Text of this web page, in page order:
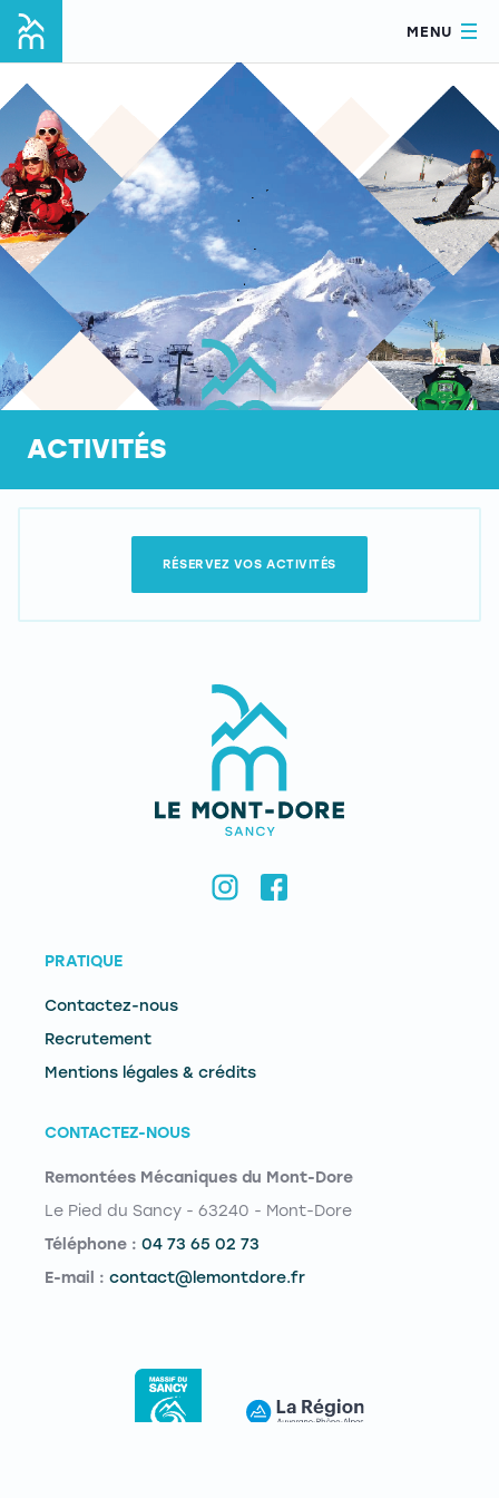
MENU
ACTIVITÉS
RÉSERVEZ VOS ACTIVITÉS
PRATIQUE
Contactez-nous
Recrutement
Mentions légales & crédits
CONTACTEZ-NOUS
Remontées Mécaniques du Mont-Dore
Le Pied du Sancy - 63240 - Mont-Dore
Téléphone : 04 73 65 02 73
E-mail : contact@lemontdore.fr